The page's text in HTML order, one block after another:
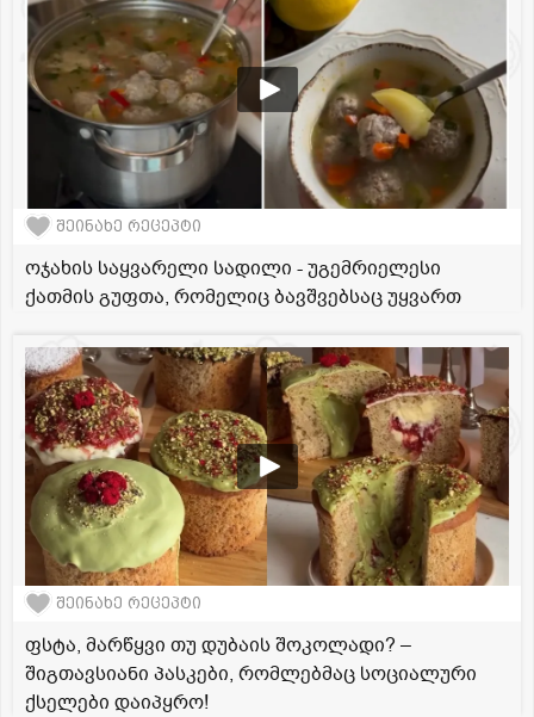
შეინახე რეცეპტი
ოჯახის საყვარელი სადილი - უგემრიელესი
ქათმის გუფთა, რომელიც ბავშვებსაც უყვართ
შეინახე რეცეპტი
ფსტა, მარწყვი თუ დუბაის შოკოლადი? –
შიგთავსიანი პასკები, რომლებმაც სოციალური
ქსელები დაიპყრო!